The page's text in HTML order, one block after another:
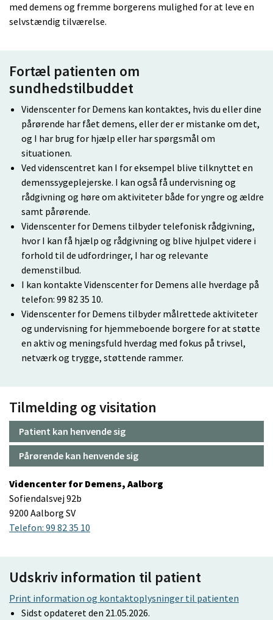
med demens og fremme borgerens mulighed for at leve en
selvstændig tilværelse.
Fortæl patienten om
sundhedstilbuddet
Videnscenter for Demens kan kontaktes, hvis du eller dine
pårørende har fået demens, eller der er mistanke om det,
og I har brug for hjælp eller har spørgsmål om
situationen.
Ved videnscentret kan I for eksempel blive tilknyttet en
demenssygeplejerske. I kan også få undervisning og
rådgivning og høre om aktiviteter både for yngre og ældre
samt pårørende.
Videnscenter for Demens tilbyder telefonisk rådgivning,
hvor I kan få hjælp og rådgivning og blive hjulpet videre i
forhold til de udfordringer, I har og relevante
demenstilbud.
I kan kontakte Videnscenter for Demens alle hverdage på
telefon: 99 82 35 10.
Videnscenter for Demens tilbyder målrettede aktiviteter
og undervisning for hjemmeboende borgere for at støtte
en aktiv og meningsfuld hverdag med fokus på trivsel,
netværk og trygge, støttende rammer.
Tilmelding og visitation
Patient kan henvende sig
Pårørende kan henvende sig
Videncenter for Demens, Aalborg
Sofiendalsvej 92b
9200 Aalborg SV
Telefon: 99 82 35 10
Udskriv information til patient
Print information og kontaktoplysninger til patienten
Sidst opdateret den 21.05.2026.